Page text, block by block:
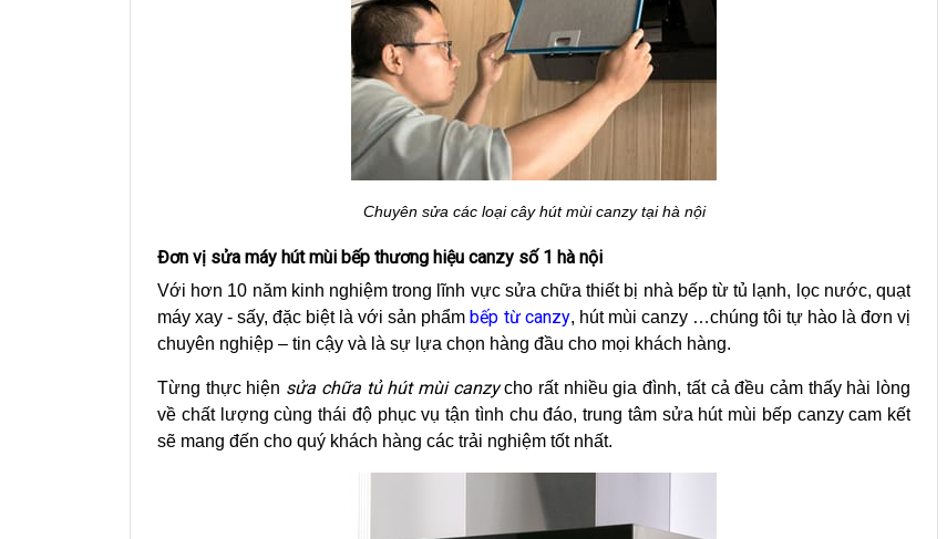
Chuyên sửa các loại cây hút mùi canzy tại hà nội
Đơn vị sửa máy hút mùi bếp thương hiệu canzy số 1 hà nội
Với hơn 10 năm kinh nghiệm trong lĩnh vực sửa chữa thiết bị nhà bếp từ tủ lạnh, lọc nước, quạt
máy xay - sấy, đặc biệt là với sản phẩm bếp từ canzy, hút mùi canzy …chúng tôi tự hào là đơn vị
chuyên nghiệp – tin cậy và là sự lựa chọn hàng đầu cho mọi khách hàng.
Từng thực hiện sửa chữa tủ hút mùi canzycho rất nhiều gia đình, tất cả đều cảm thấy hài lòng
về chất lượng cùng thái độ phục vụ tận tình chu đáo, trung tâm sửa hút mùi bếp canzy cam kết
sẽ mang đến cho quý khách hàng các trải nghiệm tốt nhất.